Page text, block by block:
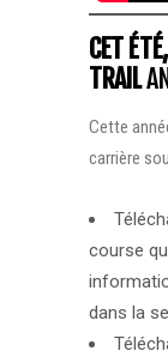
CET
TRAIL
Cette
carrière
course
dans la